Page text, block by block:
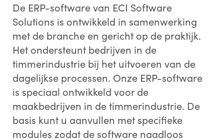
De ERP-software van ECI Software
Solutions is ontwikkeld in samenwerking
met de branche en gericht op de praktijk.
Het ondersteunt bedrijven in de
timmerindustrie bij het uitvoeren van de
dagelijkse processen. Onze ERP-software
is speciaal ontwikkeld voor de
maakbedrijven in de timmerindustrie. De
basis kunt u aanvullen met specifieke
modules zodat de software naadloos